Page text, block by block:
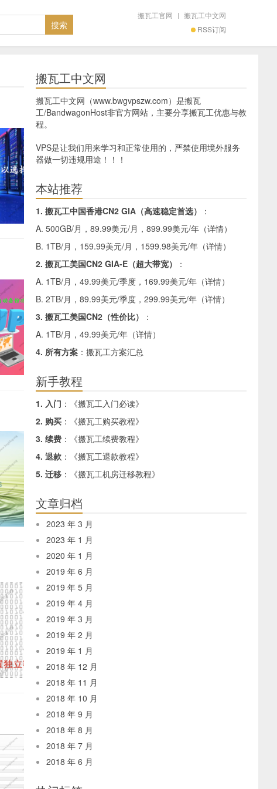
RSS订阅
搬瓦工官网 | 搬瓦工中文网
搬瓦工中文网
搬瓦工中文网（www.bwgvpszw.com）是搬瓦
工/BandwagonHost非官方网站，主要分享搬瓦工优惠与教
程。
VPS是让我们用来学习和正常使用的，严禁使用境外服务
器做一切违规用途！！！
本站推荐
1. 搬瓦工中国香港CN2 GIA（高速稳定首选）
：
A. 500GB/月，89.99美元/月，899.99美元/年（详情）
B. 1TB/月，159.99美元/月，1599.98美元/年（详情）
2. 搬瓦工美国CN2 GIA-E（超大带宽）
：
A. 1TB/月，49.99美元/季度，169.99美元/年（详情）
B. 2TB/月，89.99美元/季度，299.99美元/年（详情）
3. 搬瓦工美国CN2（性价比）
：
A. 1TB/月，49.99美元/年（详情）
4. 所有方案 ： 搬瓦工方案汇总
新手教程
1. 入门 ：《搬瓦工入门必读》
2. 购买 ：《搬瓦工购买教程》
3. 续费 ：《搬瓦工续费教程》
4. 退款 ：《搬瓦工退款教程》
5. 迁移 ：《搬瓦工机房迁移教程》
文章归档
2023 年 3 月
2023 年 1 月
2020 年 1 月
2019 年 6 月
2019 年 5 月
2019 年 4 月
2019 年 3 月
2019 年 2 月
2019 年 1 月
2018 年 12 月
2018 年 11 月
2018 年 10 月
2018 年 9 月
2018 年 8 月
2018 年 7 月
2018 年 6 月